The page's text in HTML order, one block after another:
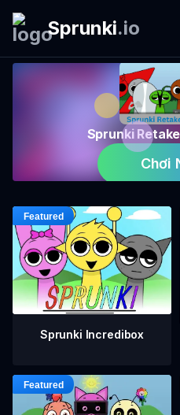
Sprunki.io
Sprunki
Chơi
Sprunki Incredibox